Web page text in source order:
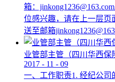
箱：
位感兴趣，请在上一层页
送至邮箱
业管部主管（四川华西保
2017 - 11 - 09
一、工作职责1. 经纪公